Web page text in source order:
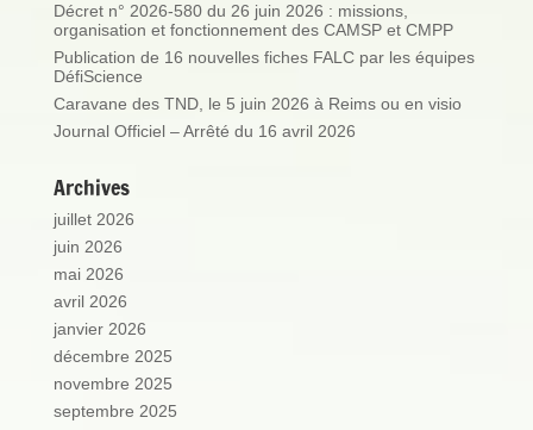
Décret n° 2026-580 du 26 juin 2026 : missions,
organisation et fonctionnement des CAMSP et CMPP
Publication de 16 nouvelles fiches FALC par les équipes
DéfiScience
Caravane des TND, le 5 juin 2026 à Reims ou en visio
Journal Officiel – Arrêté du 16 avril 2026
Archives
juillet 2026
juin 2026
mai 2026
avril 2026
janvier 2026
décembre 2025
novembre 2025
septembre 2025